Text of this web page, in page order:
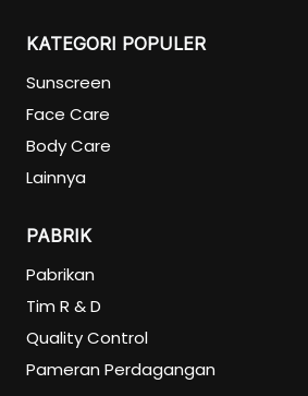
KATEGORI POPULER
Sunscreen
Face Care
Body Care
Lainnya
PABRIK
Pabrikan
Tim R & D
Quality Control
Pameran Perdagangan